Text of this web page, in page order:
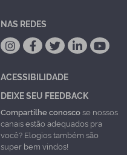
NAS REDES
ACESSIBILIDADE
DEIXE SEU FEEDBACK
Compartilhe conoscose nossos
canais estão adequados pra
você? Elogios também são
super bem vindos!